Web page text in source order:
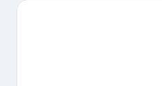
bambini? Che ne dici di fare